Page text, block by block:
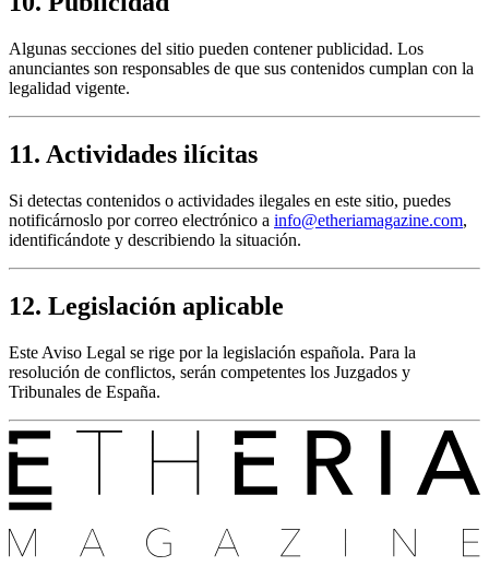
Algunas secciones del sitio pueden contener publicidad. Los
anunciantes son responsables de que sus contenidos cumplan con la
legalidad vigente.
11. Actividades ilícitas
Si detectas contenidos o actividades ilegales en este sitio, puedes
notificárnoslo por correo electrónico a info@etheriamagazine.com,
identificándote y describiendo la situación.
12. Legislación aplicable
Este Aviso Legal se rige por la legislación española. Para la
resolución de conflictos, serán competentes los Juzgados y
Tribunales de España.